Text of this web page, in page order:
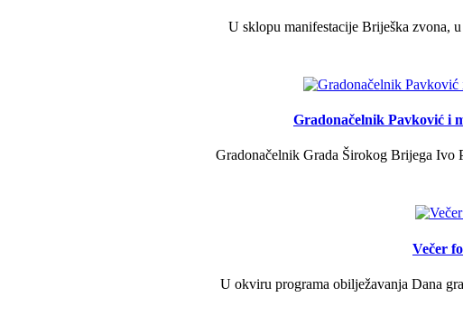
U sklopu manifestacije Briješka zvona,
Gradonačelnik Pavković i
Gradonačelnik Grada Širokog Brijega Ivo
Večer
U okviru programa obilježavanja Dana